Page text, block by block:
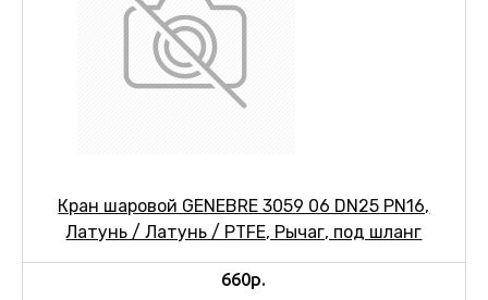
Кран шаровой GENEBRE 3059 06 DN25 PN16,
Латунь / Латунь / PTFE, Рычаг, под шланг
660р.